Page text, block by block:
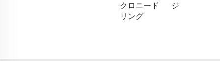
クロニード
リング
ジ